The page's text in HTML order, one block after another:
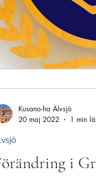
i
Kusano-ha Älvsjö
20 maj 2022
1 min